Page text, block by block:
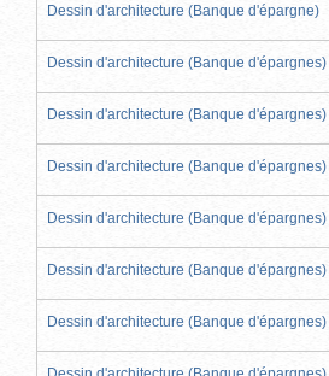
Dessin d'architecture (Banque d'épargne)
Dessin d'architecture (Banque d'épargnes)
Dessin d'architecture (Banque d'épargnes)
Dessin d'architecture (Banque d'épargnes)
Dessin d'architecture (Banque d'épargnes)
Dessin d'architecture (Banque d'épargnes)
Dessin d'architecture (Banque d'épargnes)